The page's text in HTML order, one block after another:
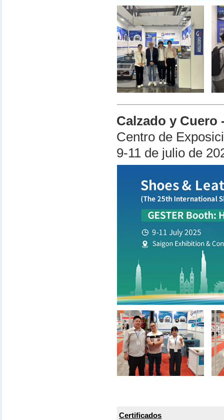
Calzado y Cuero
Centro de
9-11 de julio de
Certificados